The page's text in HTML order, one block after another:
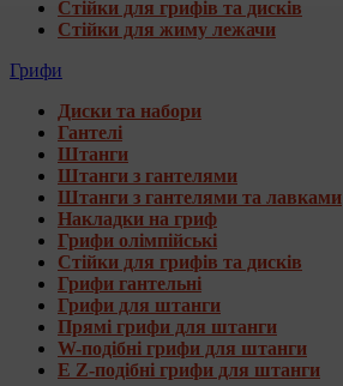
Стійки для грифів та дисків
Стійки для жиму лежачи
Грифи
Диски та набори
Гантелі
Штанги
Штанги з гантелями
Штанги з гантелями та лавками
Накладки на гриф
Грифи олімпійські
Стійки для грифів та дисків
Грифи гантельні
Грифи для штанги
Прямі грифи для штанги
W-подібні грифи для штанги
E Z-подібні грифи для штанги